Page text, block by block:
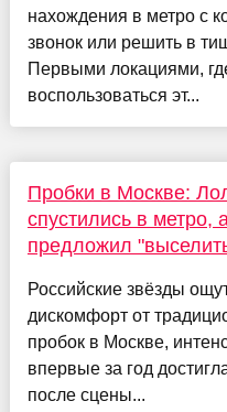
нахождения в метро с
звонок или решить в
Первыми локациями,
воспользоваться эт...
Пробки в Москве:
спустились в
предложил
Российские звёзды
дискомфорт от
пробок в Москве,
впервые за год
после сцены...